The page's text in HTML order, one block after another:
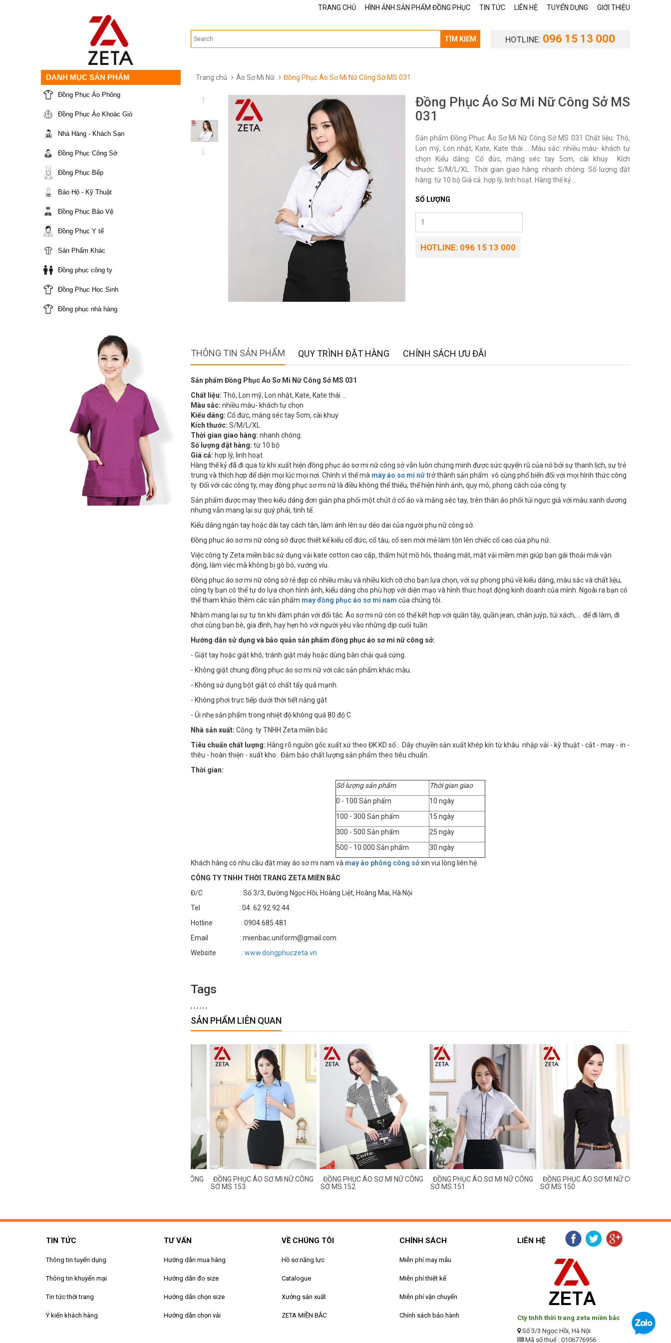
TRANG CHỦ HÌNH ẢNH SẢN PHẨM ĐỒNG PHỤC TIN TỨC LIÊN HỆ TUYỂN DỤNG GIỚI THIỆU
HOTLINE: 096 15 13 000
TÌM KIẾM
DANH MỤC SẢN PHẨM
Đồng Phục Áo Phông
Đồng Phục Áo Khoác Gió
Nhà Hàng - Khách Sạn
Đồng Phục Công Sở
Đồng Phục Bếp
Bảo Hộ - Kỹ Thuật
Đồng Phục Bảo Vệ
Đồng Phục Y tế
Sản Phẩm Khác
Đồng phục công ty
Đồng Phục Học Sinh
Đồng phục nhà hàng
Trang chủ Áo Sơ Mi Nữ Đồng Phục Áo Sơ Mi Nữ Công Sở MS 031
Đồng Phục Áo Sơ Mi Nữ Công Sở MS
031
Sản phẩm Đồng Phục Áo Sơ Mi Nữ Công Sở MS 031 Chất liệu: Thô,
Lon mỹ, Lon nhật, Kate, Kate thái … Màu sắc: nhiều màu- khách tự
chọn Kiểu dáng: Cổ đức, măng séc tay 5cm, cài khuy Kích
thước: S/M/L/XL Thời gian giao hàng: nhanh chóng. Số lượng đặt
hàng: từ 10 bộ Giá cả: hợp lý, linh hoạt. Hàng thế kỷ...
SỐ LƯỢNG
HOTLINE: 096 15 13 000
THÔNG TIN SẢN PHẨM QUY TRÌNH ĐẶT HÀNG CHÍNH SÁCH ƯU ĐÃI
Sản phẩm Đồng Phục Áo Sơ Mi Nữ Công Sở MS 031
Chất liệu: Thô, Lon mỹ, Lon nhật, Kate, Kate thái …
Màu sắc: nhiều màu- khách tự chọn
Kiểu dáng: Cổ đức, măng séc tay 5cm, cài khuy
Kích thước: S/M/L/XL
Thời gian giao hàng: nhanh chóng.
Số lượng đặt hàng: từ 10 bộ
Giá cả: hợp lý, linh hoạt.
Hàng thế kỷ đã đi qua từ khi xuất hiện đồng phục áo sơ mi nữ công sở vẫn luôn chứng minh được sức quyến rũ của nó bởi sự thanh lịch, sự trẻ
trung và thích hợp để diện mọi lúc mọi nơi. Chính vì thế mà may áo sơ mi nữtrở thành sản phẩm vô cùng phổ biến đối với mọi hình thức công
ty. Đối với các công ty, may đồng phục sơ mi nữ là điều không thể thiếu, thể hiện hình ảnh, quy mô, phong cách của công ty.
Sản phẩm được may theo kiểu dáng đơn giản pha phối một chút ở cổ áo và măng séc tay, trên thân áo phối túi ngực giả với màu xanh dương
nhưng vẫn mang lại sự quý phái, tinh tế.
Kiểu dáng ngắn tay hoặc dài tay cách tân, làm ánh lên sự dẻo dai của người phụ nữ công sở.
Đồng phục áo sơ mi nữ công sở được thiết kế kiểu cổ đức, cổ tàu, cổ sen mới mẻ làm tôn lên chiếc cổ cao của phụ nữ.
Việc công ty Zeta miền bắc sử dụng vải kate cotton cao cấp, thấm hút mồ hôi, thoáng mát, mặt vải mềm mịn giúp bạn gái thoải mái vận
động, làm việc mà không bị gò bó, vướng víu.
Đồng phục áo sơ mi nữ công sở rẻ đẹp có nhiều màu và nhiều kích cỡ cho bạn lựa chọn, với sự phong phú về kiểu dáng, màu sắc và chất liệu,
công ty bạn có thể tự do lựa chọn hình ảnh, kiểu dáng cho phù hợp với diện mạo và hình thức hoạt động kinh doanh của mình. Ngoài ra bạn có
thể tham khảo thêm các sản phẩm may đồng phục áo sơ mi nam của chúng tôi.
Nhằm mang lại sự tự tin khi đàm phán với đối tác. Áo sơ mi nữ còn có thể kết hợp với quần tây, quần jean, chân juýp, túi xách,…. để đi làm, đi
chơi cùng bạn bè, gia đình, hạy hẹn hò với người yêu vào những dịp cuối tuần.
Hướng dẫn sử dụng và bảo quản sản phẩm đồng phục áo sơ mi nữ công sở:
- Giặt tay hoặc giặt khô, tránh giặt máy hoặc dùng bàn chải quá cứng.
- Không giặt chung đồng phục áo sơ mi nữ với các sản phẩm khác màu.
- Không sử dụng bột giặt có chất tẩy quá mạnh.
- Không phơi trực tiếp dưới thời tiết nắng gắt
- Ủi nhẹ sản phẩm trong nhiệt độ không quá 80 độ C
Nhà sản xuất: Công ty TNHH Zeta miền bắc
Tiêu chuẩn chất lượng: Hàng rõ nguồn gốc xuất xứ theo ĐK KD số… Dây chuyền sản xuất khép kín từ khâu nhập vải - kỹ thuật - cắt - may - in -
thêu - hoàn thiện - xuất kho. Đảm bảo chất lượng sản phẩm theo tiêu chuẩn.
Thời gian:
Số lượng sản phẩm
Thời gian giao
0 - 100 Sản phẩm
10 ngày
100 - 300 Sản phẩm
15 ngày
300 - 500 Sản phẩm
25 ngày
500 - 10.000 Sản phẩm
30 ngày
Khách hàng có nhu cầu đặt may áo sơ mi nam và may áo phông công sởxin vui lòng liên hệ.
CÔNG TY TNHH THỜI TRANG ZETA MIỀN BẮC
Đ/C : Số 3/3, Đường Ngọc Hồi, Hoàng Liệt, Hoàng Mai, Hà Nội
Tel : 04 .62 92 92 44
Hotline : 0904.685.481
Email : mienbac.uniform@gmail.com
Website : www.dongphuczeta.vn
Tags
, , , , , ,
SẢN PHẨM LIÊN QUAN
ĐỒNG PHỤC ÁO SƠ MI NỮ CÔNG
SỞ MS 153
ĐỒNG PHỤC ÁO SƠ MI NỮ CÔNG
SỞ MS 152
ĐỒNG PHỤC ÁO SƠ MI NỮ CÔNG
SỞ MS 151
ĐỒNG PHỤC ÁO SƠ MI NỮ CÔNG
SỞ MS 150
TIN TỨC
Thông tin tuyển dụng
Thông tin khuyến mại
Tin tức thời trang
Ý kiến khách hàng
TƯ VẤN
Hướng dẫn mua hàng
Hướng dẫn đo size
Hướng dẫn chọn size
Hướng dẫn chọn vải
VỀ CHÚNG TÔI
Hồ sơ năng lực
Catalogue
Xưởng sản xuất
ZETA MIỀN BẮC
CHÍNH SÁCH
Miễn phí may mẫu
Miễn phí thiết kế
Miễn phí vận chuyển
Chính sách bảo hành
LIÊN HỆ
Cty tnhh thời trang zeta miền bắc
Số 3/3 Ngọc Hồi, Hà Nội
Mã số thuế : 0106776956